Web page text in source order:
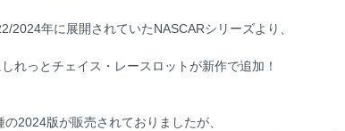
2024年に展開されていたNASCARシリーズより、
れっとチェイス・レースロットが新作で追加！
の2024版が販売されておりましたが、